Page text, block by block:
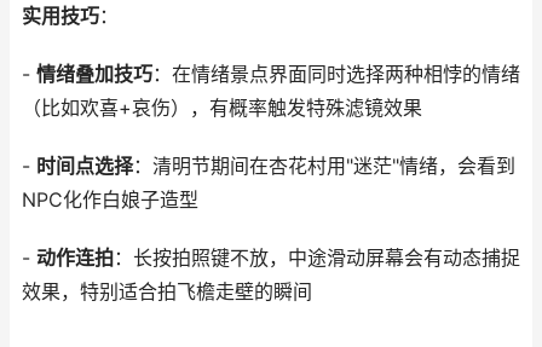
实用技巧：
- 情绪叠加技巧：在情绪景点界面同时选择两种相悖的情绪
（比如欢喜+哀伤），有概率触发特殊滤镜效果
- 时间点选择：清明节期间在杏花村用"迷茫"情绪，会看到
NPC化作白娘子造型
- 动作连拍：长按拍照键不放，中途滑动屏幕会有动态捕捉
效果，特别适合拍飞檐走壁的瞬间